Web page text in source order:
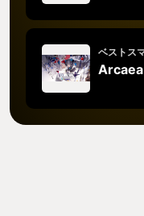
ベストス
Arcaea